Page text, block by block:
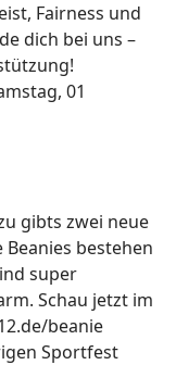
Fairness und
dich bei uns –
01
gibts zwei neue
Beanies bestehen
super
Schau jetzt im
beanie
Sportfest